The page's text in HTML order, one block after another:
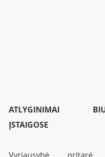
ATLYGINIMAI
ĮSTAIGOSE